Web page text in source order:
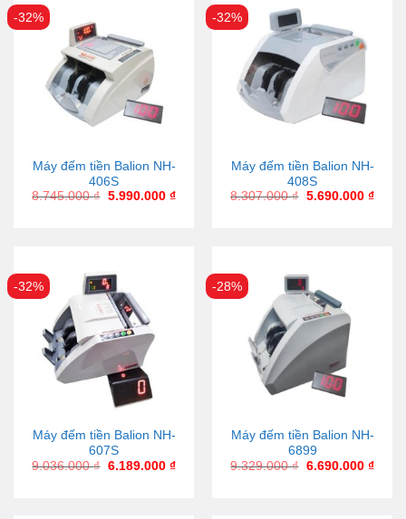
-32%
Máy đếm tiền Balion NH-
406S
8.745.000₫ 5.990.000 ₫
-32%
Máy đếm tiền Balion NH-
408S
8.307.000₫ 5.690.000 ₫
-32%
Máy đếm tiền Balion NH-
607S
9.036.000₫ 6.189.000 ₫
-28%
Máy đếm tiền Balion NH-
6899
9.329.000₫ 6.690.000 ₫